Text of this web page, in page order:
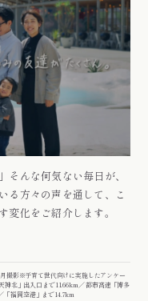
そんな何気ない毎日が、
る方々の声を通して、
こ
化をご紹介します。
撮影※子育て世代向けに実施したアンケー
神北」出入口まで11.66km／ 都市高速「博多
「福岡空港」まで14.7km